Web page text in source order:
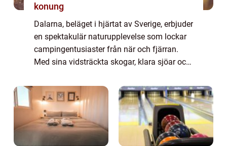
konung
Dalarna, beläget i hjärtat av Sverige, erbjuder
en spektakulär naturupplevelse som lockar
campingentusiaster från när och fjärran.
Med sina vidsträckta skogar, klara sjöar och